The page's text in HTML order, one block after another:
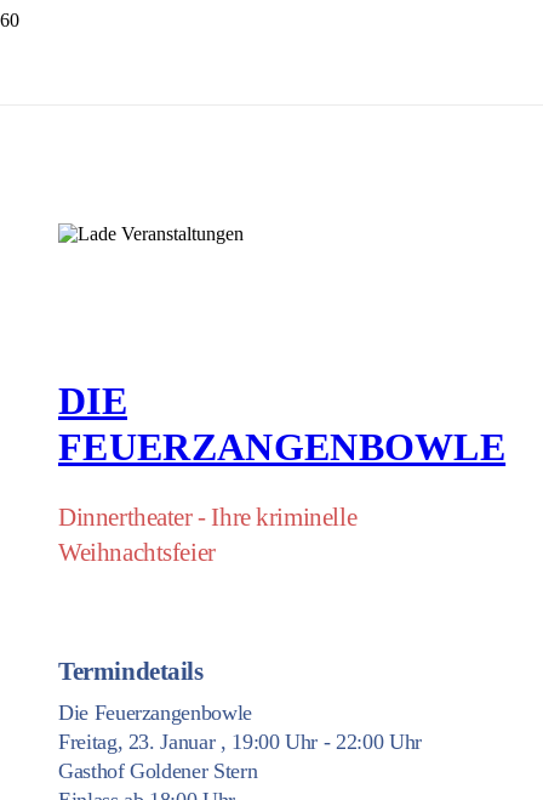
DIE
FEUERZANGENBOWLE
Dinnertheater - Ihre kriminelle
Weihnachtsfeier
Termindetails
Die Feuerzangenbowle
Freitag, 23. Januar , 19:00 Uhr - 22:00 Uhr
Gasthof Goldener Stern